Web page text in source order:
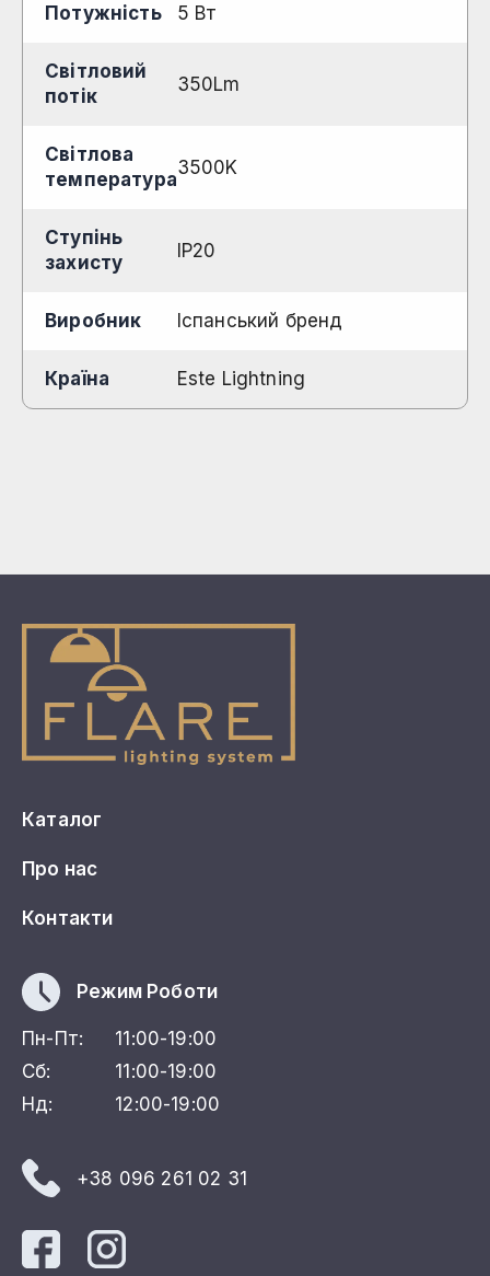
Потужність 5 Вт
Світловий
потік
350Lm
Світлова
температура
3500K
Ступінь
захисту
IP20
Виробник Іспанський бренд
Країна Este Lightning
Каталог
Про нас
Контакти
Режим Роботи
Пн-Пт:
11:00-19:00
Сб:
11:00-19:00
Нд:
12:00-19:00
+38 096 261 02 31